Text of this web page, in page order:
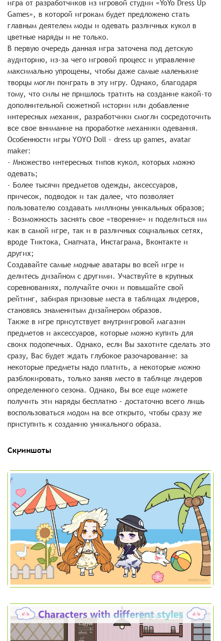
игра от разработчиков из игровой студии «YoYo Dress Up
Games», в которой игрокам будет предложено стать
главным деятелем моды и одевать различных кукол в
цветные наряды и не только.
В первую очередь данная игра заточена под детскую
аудиторию, из-за чего игровой процесс и управление
максимально упрощены, чтобы даже самые маленькие
творцы могли поиграть в эту игру. Однако, благодаря
тому, что силы не пришлось тратить на создание какой-то
дополнительной сюжетной истории или добавление
интересных механик, разработчики смогли сосредоточить
все свое внимание на проработке механики одевания.
Особенности игры YOYO Doll - dress up games, avatar
maker:
- Множество интересных типов кукол, которых можно
одевать;
- Более тысячи предметов одежды, аксессуаров,
причесок, подводок и так далее, что позволяет
пользователю создавать миллионы уникальных образов;
- Возможность заснять свое «творение» и поделиться им
как в самой игре, так и в различных социальных сетях,
вроде Тиктока, Снапчата, Инстаграма, Вконтакте и
других;
Создавайте самые модные аватары во всей игре и
делитесь дизайном с другими. Участвуйте в крупных
соревнованиях, получайте очки и повышайте свой
рейтинг, забирая призовые места в таблицах лидеров,
становясь знаменитым дизайнером образов.
Также в игре присутствует внутриигровой магазин
предметов и аксессуаров, которые можно купить для
своих подопечных. Однако, если Вы захотите сделать это
сразу, Вас будет ждать глубокое разочарование: за
некоторые предметы надо платить, а некоторые можно
разблокировать, только заняв место в таблице лидеров
определенного сезона. Однако, Вы все еще можете
получить эти наряды бесплатно – достаточно всего лишь
воспользоваться модом на все открыто, чтобы сразу же
приступить к созданию уникального образа.
Скриншоты